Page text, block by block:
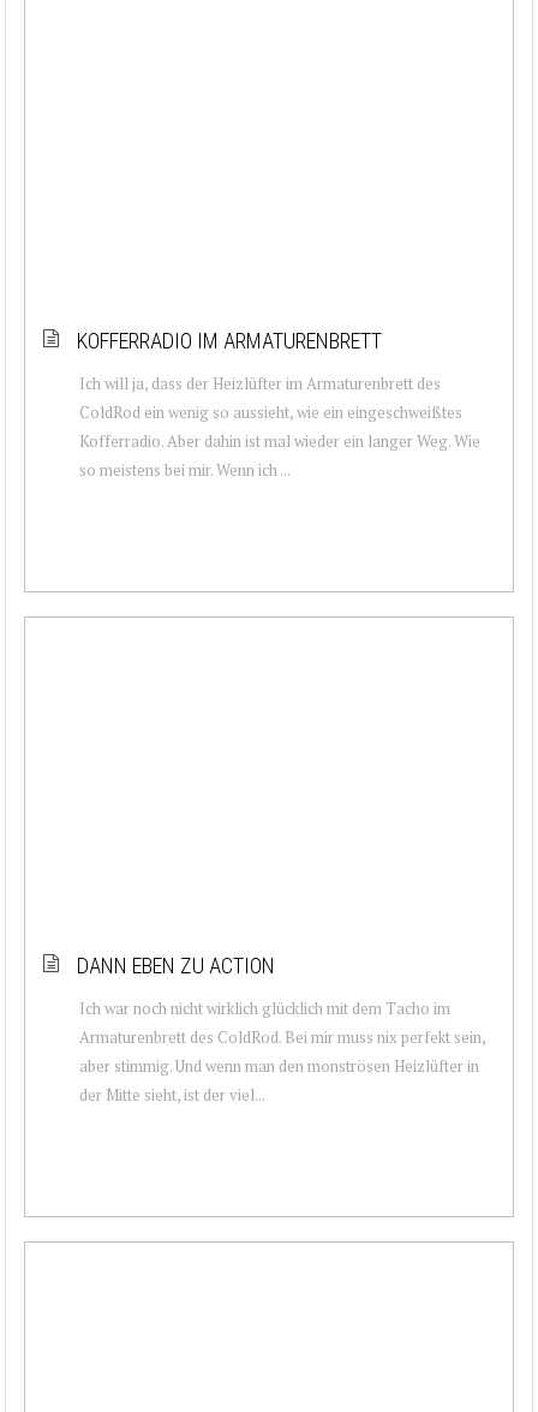
KOFFERRADIO IM ARMATURENBRETT
Ich will ja, dass der Heizlüfter im Armaturenbrett des
ColdRod ein wenig so aussieht, wie ein eingeschweißtes
Kofferradio. Aber dahin ist mal wieder ein langer Weg. Wie
so meistens bei mir. Wenn ich ...
DANN EBEN ZU ACTION
Ich war noch nicht wirklich glücklich mit dem Tacho im
Armaturenbrett des ColdRod. Bei mir muss nix perfekt sein,
aber stimmig. Und wenn man den monströsen Heizlüfter in
der Mitte sieht, ist der viel...